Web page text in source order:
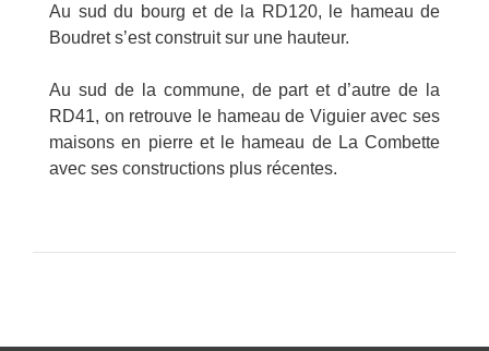
Au sud du bourg et de la RD120, le hameau de
Boudret s’est construit sur une hauteur.
Au sud de la commune, de part et d’autre de la
RD41, on retrouve le hameau de Viguier avec ses
maisons en pierre et le hameau de La Combette
avec ses constructions plus récentes.